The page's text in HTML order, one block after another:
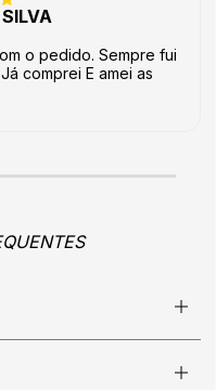
o pedido. Sempre fui
comprei E amei as